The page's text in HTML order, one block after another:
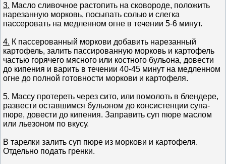
3. Масло сливочное растопить на сковороде, положить
нарезанную морковь, посыпать солью и слегка
пассеровать на медленном огне в течении 5-6 минут.
4. К пассерованный моркови добавить нарезанный
картофель, залить пассированную морковь и картофель
частью горячего мясного или костного бульона, довести
до кипения и варить в течении 40-45 минут на медленном
огне до полной готовности моркови и картофеля.
5. Массу протереть через сито, или помолоть в блендере,
развести оставшимся бульоном до консистенции супа-
пюре, довести до кипения. Заправить суп пюре маслом
или льезоном по вкусу.
В тарелки залить суп пюре из моркови и картофеля.
Отдельно подать гренки.